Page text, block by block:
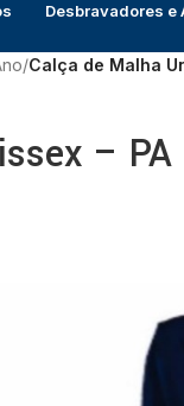
Desbravadores e
/Calça de Malha
– PA